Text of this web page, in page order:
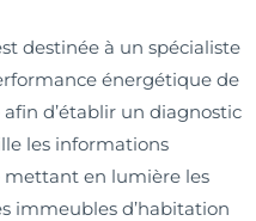
destinée à un spécialiste
énergétique de
d’établir un diagnostic
les informations
mettant en lumière les
immeubles d’habitation